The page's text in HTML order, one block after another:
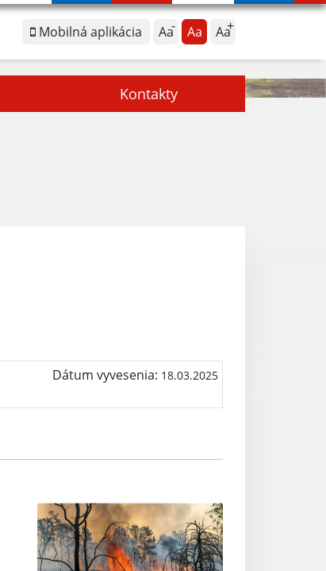
Mobilná aplikácia Aa Aa Aa
Kontakty
Dátum vyvesenia: 18.03.2025